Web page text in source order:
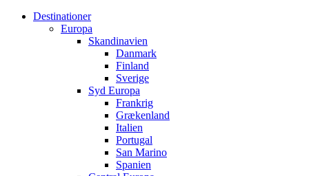
Destinationer
Europa
Skandinavien
Danmark
Finland
Sverige
Syd Europa
Frankrig
Grækenland
Italien
Portugal
San Marino
Spanien